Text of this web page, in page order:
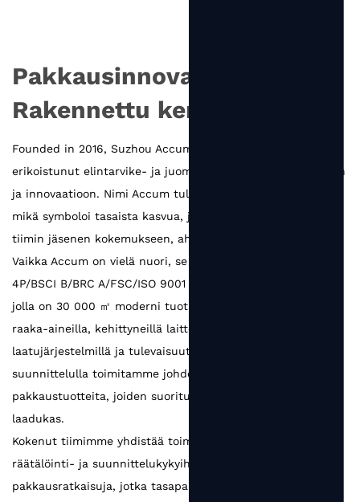
Pakkausinnovaatiot
Rakennettu kertymiseen
Founded in 2016, Suzhou Accum Packaging Co., Ltd. on
erikoistunut elintarvike- ja juomapakkausten valmistukseen
ja innovaatioon. Nimi Accum tulee sanasta kerääminen,
mikä symboloi tasaista kasvua, joka perustuu jokaisen
tiimin jäsenen kokemukseen, ahkeruuteen ja viisauteen.
Vaikka Accum on vielä nuori, se on kehittynyt SEDEX
4P/BSCI B/BRC A/FSC/ISO 9001 -sertifioiduksi tehtaaksi,
jolla on 30 000 ㎡ moderni tuotantolaitos. Luotettavilla
raaka-aineilla, kehittyneillä laitteilla, tiukoilla
laatujärjestelmillä ja tulevaisuuteen suuntautuneella
suunnittelulla toimitamme johdonmukaisesti
pakkaustuotteita, joiden suorituskyky on luotettava ja
laadukas.
Kokenut tiimimme yhdistää toimialaosaamisen vahvoihin
räätälöinti- ja suunnittelukykyihin luoden
pakkausratkaisuja, jotka tasapainottavat toiminnallisuutta